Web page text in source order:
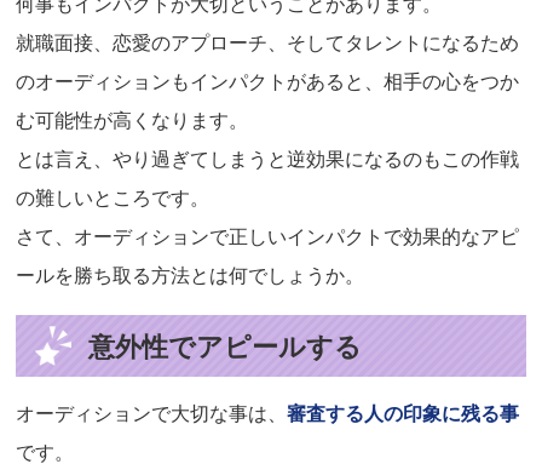
何事もインパクトが大切ということがあります。
就職面接、恋愛のアプローチ、そしてタレントになるため
のオーディションもインパクトがあると、相手の心をつか
む可能性が高くなります。
とは言え、やり過ぎてしまうと逆効果になるのもこの作戦
の難しいところです。
さて、オーディションで正しいインパクトで効果的なアピ
ールを勝ち取る方法とは何でしょうか。
意外性でアピールする
オーディションで大切な事は、審査する人の印象に残る事
です。